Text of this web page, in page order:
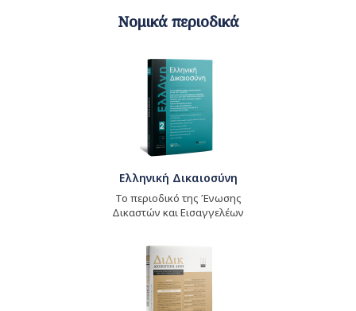
Νομικά περιοδικά
Ελληνική Δικαιοσύνη
Το περιοδικό της Ένωσης
Δικαστών και Εισαγγελέων